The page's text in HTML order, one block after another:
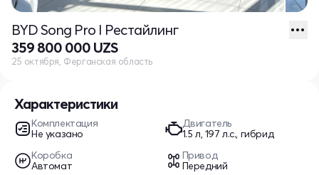
Характеристики
Комплектация
Не указано
Двигатель
1.5 л, 197 л.с., гибрид
Коробка
Автомат
Привод
Передний
BYD Song Pro I Рестайлинг
359 800 000 UZS
25 октября, Ферганская область